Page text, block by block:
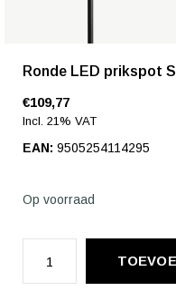
Ronde LED prikspot
€109,77
Incl. 21% VAT
EAN: 9505254114295
Op voorraad